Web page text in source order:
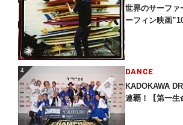
世界のサーファ
ーフィン映画
4 DANCE
KADOKAWA
連覇！【第一